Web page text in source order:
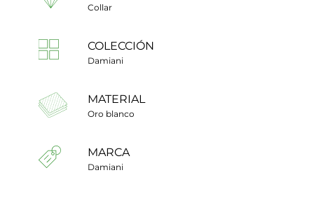
Collar
COLECCIÓN
Damiani
MATERIAL
Oro blanco
MARCA
Damiani